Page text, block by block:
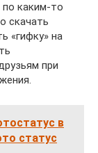
по каким-то
скачать
«гифку» на
при
в
статус